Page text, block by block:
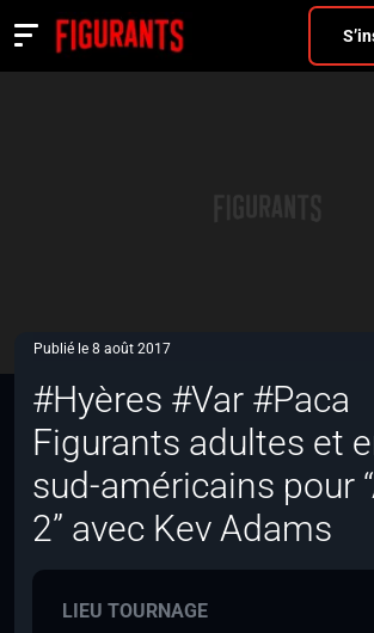
Actualités
Publié le 8 août 2017
#Hyères #Var #Paca
Figurants adultes et
sud-américains pour
2” avec Kev Adams
LIEU TOURNAGE